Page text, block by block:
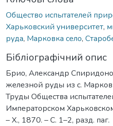
Общество испытателей
Харьковский университет,
руда, Марковка село,
Бібліографічний опис
Брио, Александр
железной руды из с.
Труды Общества
Императорском
– Х., 1870. – С. 1–2, разд. паг.